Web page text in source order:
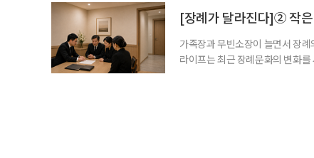
감을 식힌다. 이들의 목욕 가방에
[장례가 달라진다]② 작은
가족장과 무빈소장이 늘면서 장
라이프는 최근 장례문화의 변화